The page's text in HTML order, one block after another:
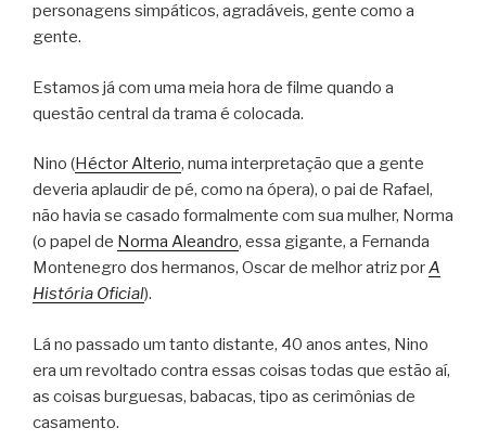
personagens simpáticos, agradáveis, gente como a
gente.
Estamos já com uma meia hora de filme quando a
questão central da trama é colocada.
Nino (Héctor Alterio, numa interpretação que a gente
deveria aplaudir de pé, como na ópera), o pai de Rafael,
não havia se casado formalmente com sua mulher, Norma
(o papel de Norma Aleandro, essa gigante, a Fernanda
Montenegro dos hermanos, Oscar de melhor atriz porA
História Oficial).
Lá no passado um tanto distante, 40 anos antes, Nino
era um revoltado contra essas coisas todas que estão aí,
as coisas burguesas, babacas, tipo as cerimônias de
casamento.